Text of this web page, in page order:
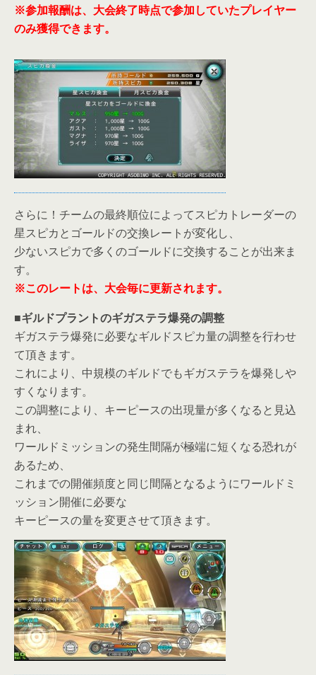
※参加報酬は、大会終了時点で参加していたプレイヤー
のみ獲得できます。
さらに！チームの最終順位によってスピカトレーダーの
星スピカとゴールドの交換レートが変化し、
少ないスピカで多くのゴールドに交換することが出来ま
す。
※このレートは、大会毎に更新されます。
■ギルドプラントのギガステラ爆発の調整
ギガステラ爆発に必要なギルドスピカ量の調整を行わせ
て頂きます。
これにより、中規模のギルドでもギガステラを爆発しや
すくなります。
この調整により、キーピースの出現量が多くなると見込
まれ、
ワールドミッションの発生間隔が極端に短くなる恐れが
あるため、
これまでの開催頻度と同じ間隔となるようにワールドミ
ッション開催に必要な
キーピースの量を変更させて頂きます。